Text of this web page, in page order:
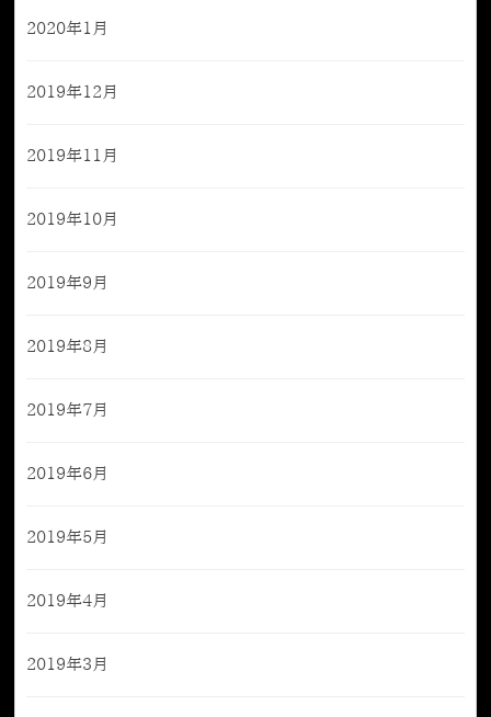
2020年1月
2019年12月
2019年11月
2019年10月
2019年9月
2019年8月
2019年7月
2019年6月
2019年5月
2019年4月
2019年3月